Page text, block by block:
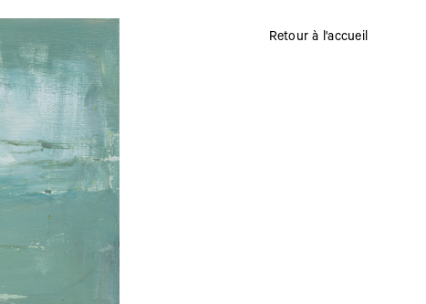
Retour à l'accueil